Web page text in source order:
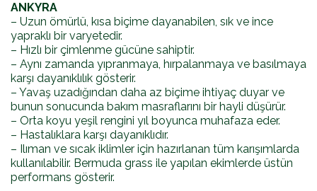
ANKYRA
– Uzun ömürlü, kısa biçime dayanabilen, sık ve ince
yapraklı bir varyetedir.
– Hızlı bir çimlenme gücüne sahiptir.
– Aynı zamanda yıpranmaya, hırpalanmaya ve basılmaya
karşı dayanıklılık gösterir.
– Yavaş uzadığından daha az biçime ihtiyaç duyar ve
bunun sonucunda bakım masraflarını bir hayli düşürür.
– Orta koyu yeşil rengini yıl boyunca muhafaza eder.
– Hastalıklara karşı dayanıklıdır.
– Ilıman ve sıcak iklimler için hazırlanan tüm karışımlarda
kullanılabilir. Bermuda grass ile yapılan ekimlerde üstün
performans gösterir.